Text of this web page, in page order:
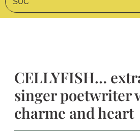
CELLYFISH…
singer poetwriter
charme and heart